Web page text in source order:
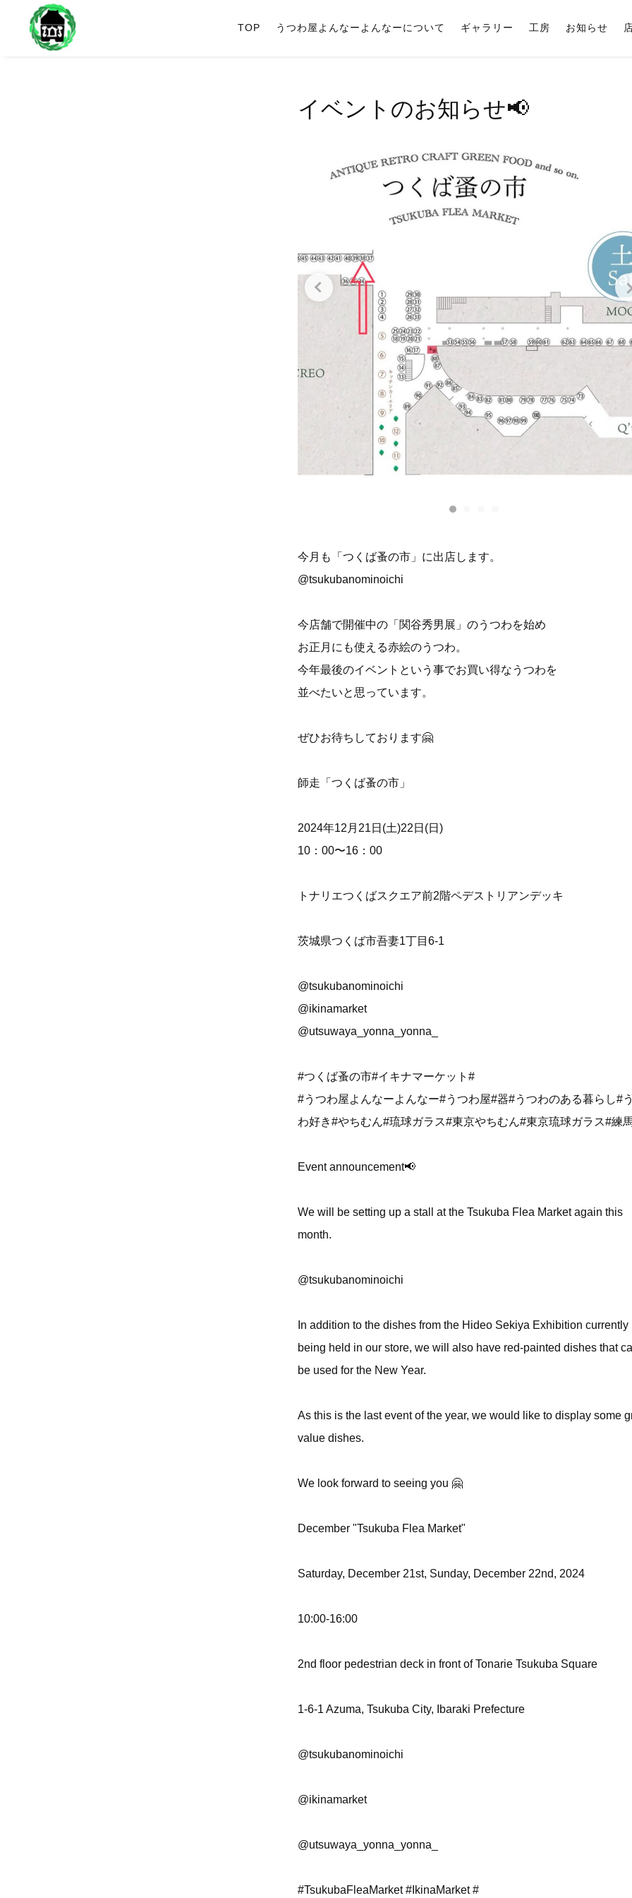
TOP うつわ屋よんなーよんなーについて ギャラリー 工房 お知らせ
イベントのお知らせ📢
今月も「つくば蚤の市」に出店します。
@tsukubanominoichi
今店舗で開催中の「関谷秀男展」のうつわを始め
お正月にも使える赤絵のうつわ。
今年最後のイベントという事でお買い得なうつわを
並べたいと思っています。
ぜひお待ちしております🤗
師走「つくば蚤の市」
2024年12月21日(土)22日(日)
10：00〜16：00
トナリエつくばスクエア前2階ペデストリアンデッキ
茨城県つくば市吾妻1丁目6-1
@tsukubanominoichi
@ikinamarket
@utsuwaya_yonna_yonna_
#つくば蚤の市#イキナマーケット#
#うつわ屋よんなーよんなー#うつわ屋#器#うつわのある暮らし#
わ好き#やちむん#琉球ガラス#東京やちむん#東京琉球ガラス#練
Event announcement📢
We will be setting up a stall at the Tsukuba Flea Market again this
month.
@tsukubanominoichi
In addition to the dishes from the Hideo Sekiya Exhibition currently
being held in our store, we will also have red-painted dishes that
be used for the New Year.
As this is the last event of the year, we would like to display some
value dishes.
We look forward to seeing you 🤗
December "Tsukuba Flea Market"
Saturday, December 21st, Sunday, December 22nd, 2024
10:00-16:00
2nd floor pedestrian deck in front of Tonarie Tsukuba Square
1-6-1 Azuma, Tsukuba City, Ibaraki Prefecture
@tsukubanominoichi
@ikinamarket
@utsuwaya_yonna_yonna_
#TsukubaFleaMarket #IkinaMarket #